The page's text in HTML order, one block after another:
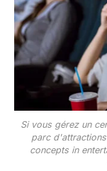
Si vous gérez un
parc
concepts in